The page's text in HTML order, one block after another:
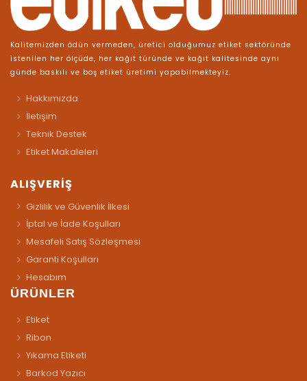
Kalitemizden ödün vermeden, üretici olduğumuz etiket sektöründe
istenilen her ölçüde, her kağıt türünde ve kağıt kalitesinde aynı
günde baskılı ve boş etiket üretimi yapabilmekteyiz.
Hakkımızda
İletişim
Teknik Destek
Etiket Makaleleri
ALIŞVERİŞ
Gizlilik ve Güvenlik İlkesi
İptal ve İade Koşulları
Mesafeli Satış Sözleşmesi
Garanti Koşulları
Hesabım
ÜRÜNLER
Etiket
Ribon
Yıkama Etiketi
Barkod Yazıcı